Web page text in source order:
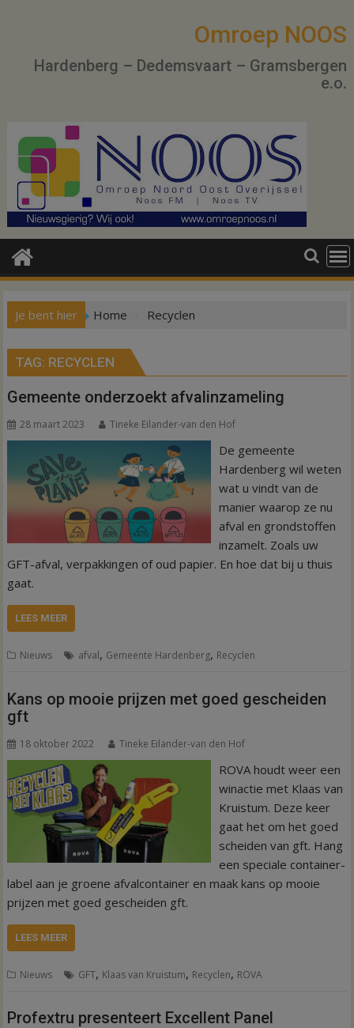
Omroep NOOS
Hardenberg – Dedemsvaart – Gramsbergen
e.o.
Je bent hier Home Recyclen
TAG: RECYCLEN
Gemeente onderzoekt afvalinzameling
28 maart 2023 Tineke Eilander-van den Hof
De gemeente
Hardenberg wil weten
wat u vindt van de
manier waarop ze nu
afval en grondstoffen
inzamelt. Zoals uw
GFT-afval, verpakkingen of oud papier. En hoe dat bij u thuis
gaat.
LEES MEER
Nieuws afval, Gemeente Hardenberg, Recyclen
Kans op mooie prijzen met goed gescheiden
gft
18 oktober 2022 Tineke Eilander-van den Hof
ROVA houdt weer een
winactie met Klaas van
Kruistum. Deze keer
gaat het om het goed
scheiden van gft. Hang
een speciale container-
label aan je groene afvalcontainer en maak kans op mooie
prijzen met goed gescheiden gft.
LEES MEER
Nieuws GFT, Klaas van Kruistum, Recyclen, ROVA
Profextru presenteert Excellent Panel